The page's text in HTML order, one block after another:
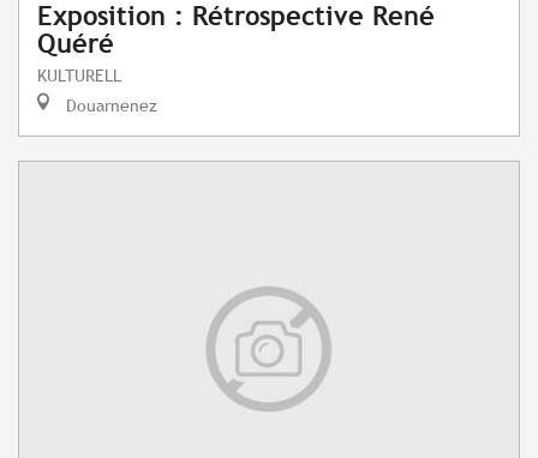
Exposition : Rétrospective René
Quéré
KULTURELL
Douarnenez